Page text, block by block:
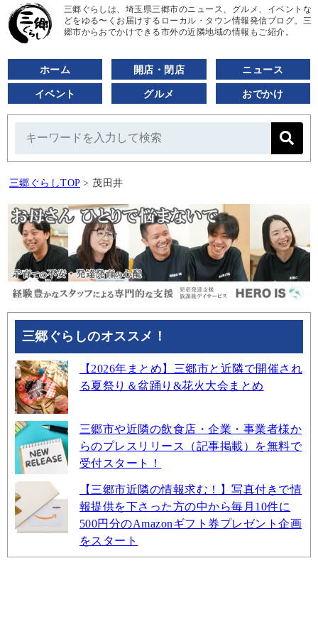
三郷ぐらしは、埼玉県三郷市のニュース、グルメ、イベントな
どをゆる〜くお届けするローカル・タウン情報発信ブログ。三
郷市からおでかけできる市外の近隣地域の情報もご紹介。
ホーム 開店・閉店 ニュース
イベント グルメ おでかけ
三郷ぐらしTOP > 茂田井
三郷ぐらしのオススメ！
【2026年まとめ】三郷市と近隣で開催され
る夏祭り＆盆踊り&花火大会まとめ
三郷市や近隣の飲食店・企業・事業者様か
らのプレスリリース（記事掲載）を無料で
受付スタート！
【三郷市近隣の情報求む！】写真付きで情
報提供を下さった方の中から毎月10件に
500円分のAmazonギフト券プレゼント企画
をスタート